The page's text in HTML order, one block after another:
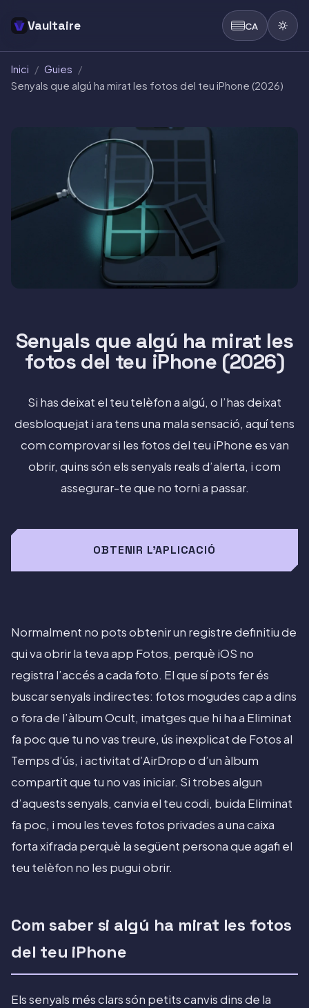
Vaultaire CA
Inici / Guies /
Senyals que algú ha mirat les fotos del teu iPhone (2026)
Senyals que algú ha mirat les
fotos del teu iPhone (2026)
Si has deixat el teu telèfon a algú, o l’has deixat
desbloquejat i ara tens una mala sensació, aquí tens
com comprovar si les fotos del teu iPhone es van
obrir, quins són els senyals reals d’alerta, i com
assegurar-te que no torni a passar.
OBTENIR L'APLICACIÓ
Normalment no pots obtenir un registre definitiu de
qui va obrir la teva app Fotos, perquè iOS no
registra l’accés a cada foto. El que sí pots fer és
buscar senyals indirectes: fotos mogudes cap a dins
o fora de l’àlbum Ocult, imatges que hi ha a Eliminat
fa poc que tu no vas treure, ús inexplicat de Fotos al
Temps d’ús, i activitat d’AirDrop o d’un àlbum
compartit que tu no vas iniciar. Si trobes algun
d’aquests senyals, canvia el teu codi, buida Eliminat
fa poc, i mou les teves fotos privades a una caixa
forta xifrada perquè la següent persona que agafi el
teu telèfon no les pugui obrir.
Com saber si algú ha mirat les fotos
del teu iPhone
Els senyals més clars són petits canvis dins de la